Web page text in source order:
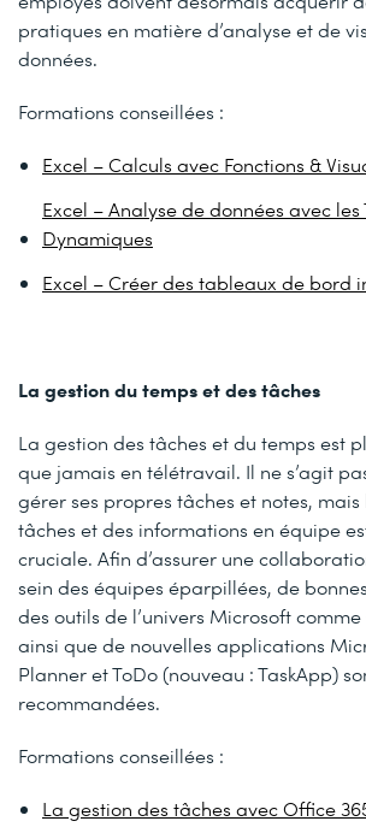
pratiques en matière d’analyse et de
données.
Formations conseillées :
Excel – Calculs avec Fonctions &
Excel – Analyse de données avec
Dynamiques
Excel – Créer des tableaux de bord
La gestion du temps et des tâches
La gestion des tâches et du temps est
que jamais en télétravail. Il ne s’agit
gérer ses propres tâches et notes,
tâches et des informations en équipe
cruciale. Afin d’assurer une
sein des équipes éparpillées, de
des outils de l’univers Microsoft
ainsi que de nouvelles applications
Planner et ToDo (nouveau : TaskApp)
recommandées.
Formations conseillées :
La gestion des tâches avec Office